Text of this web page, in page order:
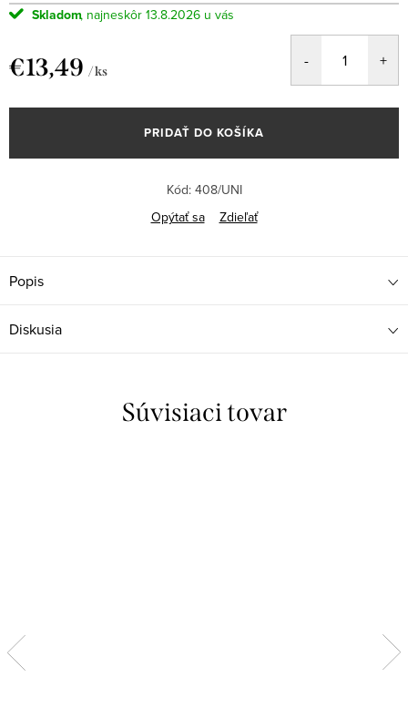
Skladom 13.8.2026
€13,49 / ks
cena:
PRIDAŤ DO KOŠÍKA
Kód: 408/UNI
Opýtať sa
Zdieľať
Popis
Diskusia
Súvisiaci tovar